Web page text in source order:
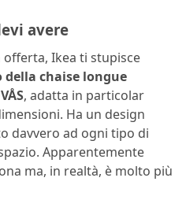
avere
offerta, Ikea ti stupisce
chaise longue
, adatta in particolar
Ha un design
davvero ad ogni tipo di
Apparentemente
ma, in realtà, è molto più